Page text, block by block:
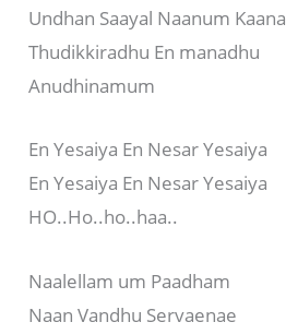
Undhan Saayal Naanum Kaana
Thudikkiradhu En manadhu
Anudhinamum
En Yesaiya En Nesar Yesaiya
En Yesaiya En Nesar Yesaiya
HO..Ho..ho..haa..
Naalellam um Paadham
Naan Vandhu Servaenae